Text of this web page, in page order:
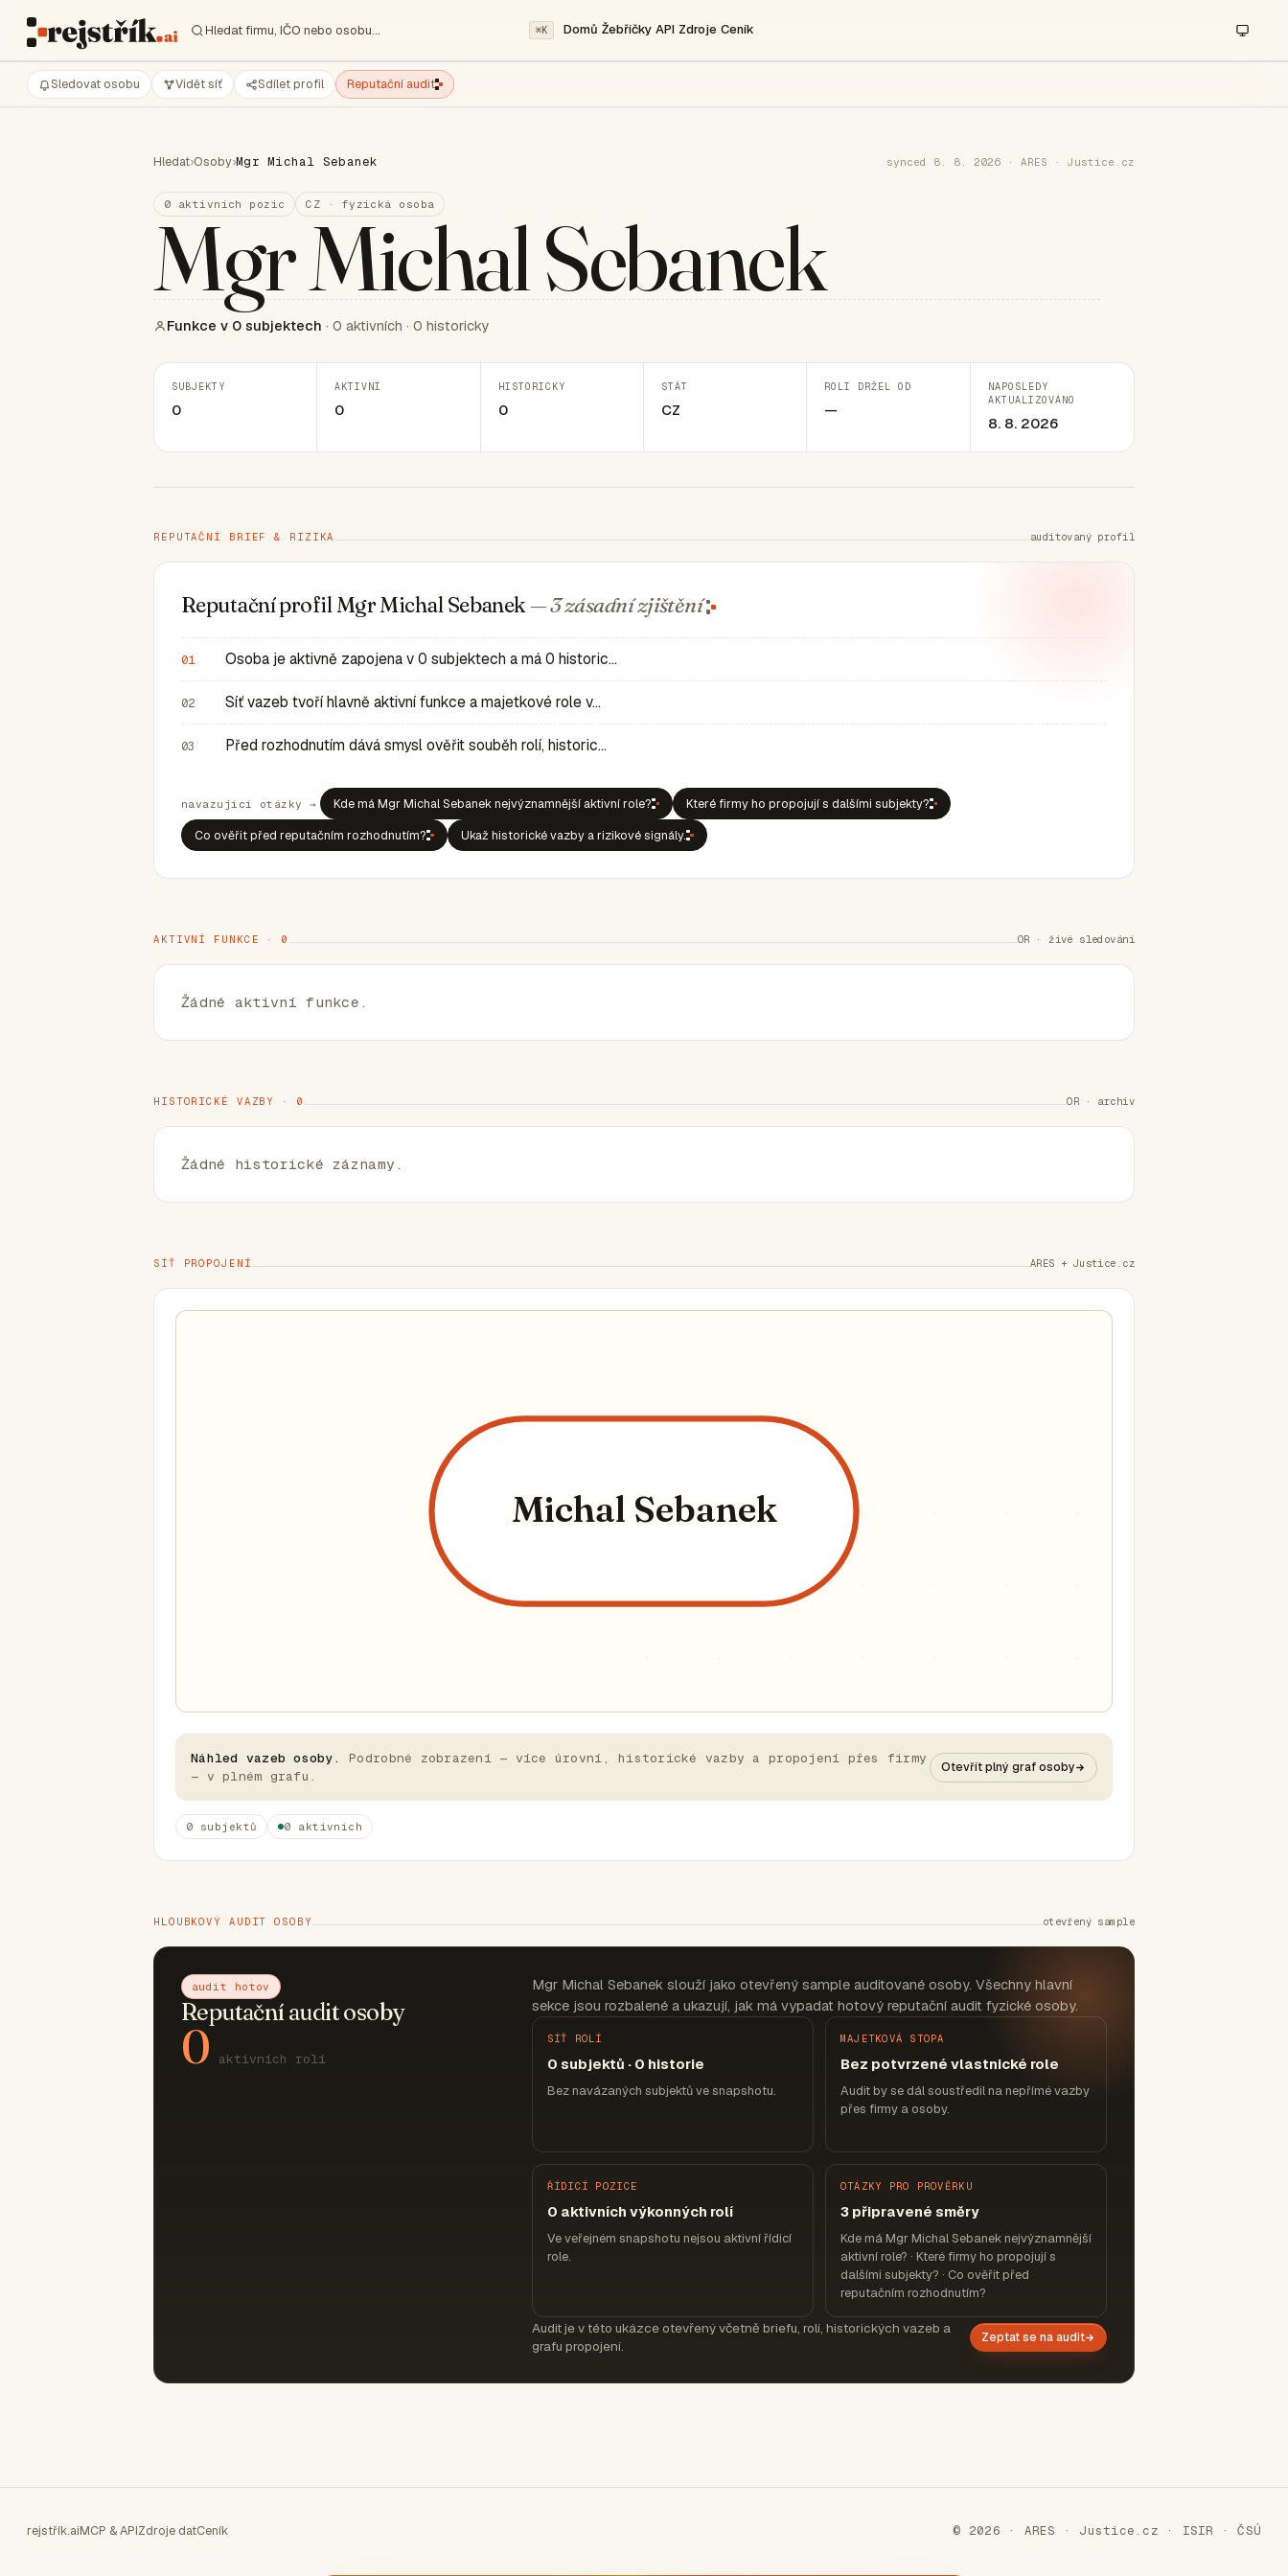
Hledat firmu, IČO nebo osobu… ⌘K Domů Žebříčky API Zdroje Ceník
Sledovat osobu Vidět síť Sdílet profil Reputační audit
Hledat›Osoby›Mgr Michal Sebanek synced 8. 8. 2026 · ARES · Justice.cz
0 aktivních pozic CZ · fyzická osoba
Mgr Michal Sebanek
Funkce v 0 subjektech · 0 aktivních · 0 historicky
SUBJEKTY
0
AKTIVNÍ
0
HISTORICKY
0
STÁT
CZ
ROLI DRŽEL OD
—
NAPOSLEDY
AKTUALIZOVÁNO
8. 8. 2026
REPUTAČNÍ BRIEF & RIZIKA auditovaný profil
Reputační profil Mgr Michal Sebanek— 3 zásadnízjištění
01 Osoba je aktivně zapojena v 0 subjektech a má 0 historic…
02 Síť vazeb tvoří hlavně aktivní funkce a majetkové role v…
03 Před rozhodnutím dává smysl ověřit souběh rolí, historic…
navazující otázky → Kde má Mgr Michal Sebanek nejvýznamnější aktivní role?
Které firmy ho propojují s dalšími subjekty?
Co ověřit před reputačním rozhodnutím?
Ukaž historické vazby a rizikové signály.
AKTIVNÍ FUNKCE · 0 OR · živé sledování
Žádné aktivní funkce.
HISTORICKÉ VAZBY · 0 OR · archiv
Žádné historické záznamy.
SÍŤ PROPOJENÍ ARES + Justice.cz
Michal Sebanek
Náhled vazeb osoby.
Podrobné zobrazení — více úrovní, historické vazby a propojení přes firmy
— v plném grafu.
Otevřít plný graf osoby
0 subjektů 0 aktivních
HLOUBKOVÝ AUDIT OSOBY otevřený sample
audit hotov
Reputační audit osoby
0 aktivních rolí
Mgr Michal Sebanek slouží jako otevřený sample auditované osoby. Všechny hlavní
sekce jsou rozbalené a ukazují, jak má vypadat hotový reputační audit fyzické osoby.
SÍŤ ROLÍ
0 subjektů · 0 historie
Bez navázaných subjektů ve snapshotu.
MAJETKOVÁ STOPA
Bez potvrzené vlastnické role
Audit by se dál soustředil na nepřímé vazby
přes firmy a osoby.
ŘÍDICÍ POZICE
0 aktivních výkonných rolí
Ve veřejném snapshotu nejsou aktivní řídicí
role.
OTÁZKY PRO PROVĚRKU
3 připravené směry
Kde má Mgr Michal Sebanek nejvýznamnější
aktivní role? · Které firmy ho propojují s
dalšími subjekty? · Co ověřit před
reputačním rozhodnutím?
Audit je v této ukázce otevřený včetně briefu, rolí, historických vazeb a
grafu propojení.
Zeptat se na audit
rejstřík.aiMCP & APIZdroje datCeník © 2026 · ARES · Justice.cz · ISIR · ČSÚ